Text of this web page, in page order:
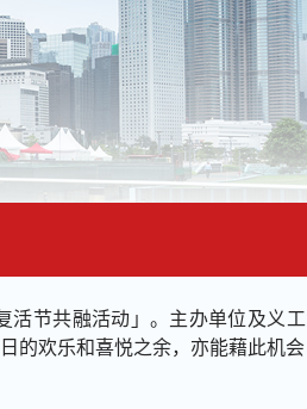
活节共融活动」。主办单位及义工
的欢乐和喜悦之余，亦能藉此机会